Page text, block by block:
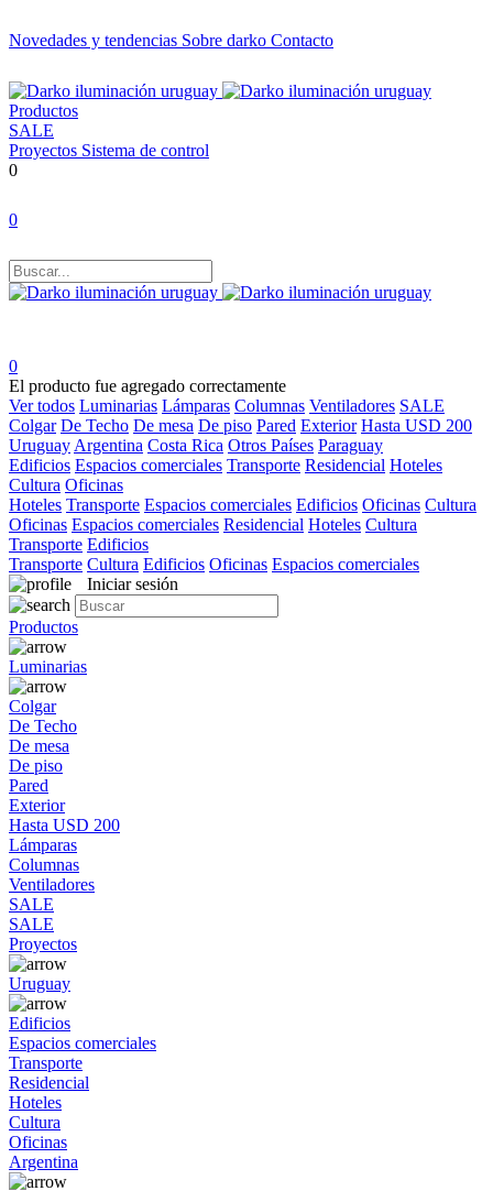
Novedades y tendencias Sobre darko Contacto
Productos
SALE
Proyectos Sistema de control
0
0
0
El producto fue agregado correctamente
Ver todos Luminarias Lámparas Columnas Ventiladores SALE
Colgar De Techo De mesa De piso Pared Exterior Hasta USD 200
Uruguay Argentina Costa Rica Otros Países Paraguay
Edificios Espacios comerciales Transporte Residencial Hoteles
Cultura Oficinas
Hoteles Transporte Espacios comerciales Edificios Oficinas Cultura
Oficinas Espacios comerciales Residencial Hoteles Cultura
Transporte Edificios
Transporte Cultura Edificios Oficinas Espacios comerciales
Iniciar sesión
Productos
Luminarias
Colgar
De Techo
De mesa
De piso
Pared
Exterior
Hasta USD 200
Lámparas
Columnas
Ventiladores
SALE
SALE
Proyectos
Uruguay
Edificios
Espacios comerciales
Transporte
Residencial
Hoteles
Cultura
Oficinas
Argentina